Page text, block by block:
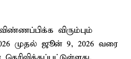
விரும்பும்
முதல் ஜூன் 9, 2026 வரை